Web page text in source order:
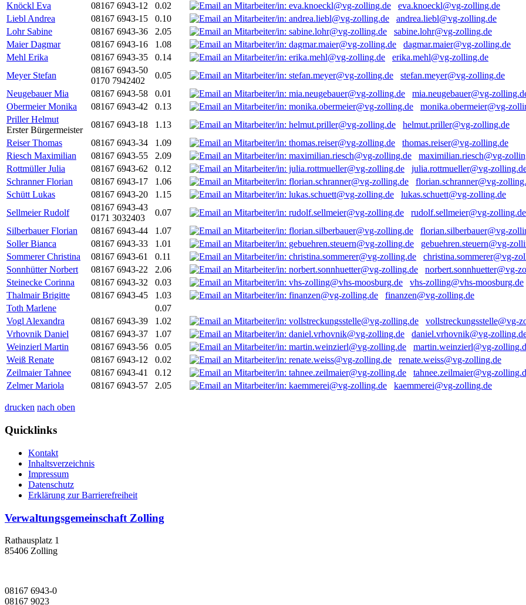
Knöckl Eva
08167 6943-12 0.02
eva.knoeckl@vg-zolling.de
Liebl Andrea
08167 6943-15 0.10
andrea.liebl@vg-zolling.de
Lohr Sabine
08167 6943-36 2.05
sabine.lohr@vg-zolling.de
Maier Dagmar
08167 6943-16 1.08
dagmar.maier@vg-zolling.de
Mehl Erika
08167 6943-35 0.14
erika.mehl@vg-zolling.de
Meyer Stefan
08167 6943-50
0170 7942402
0.05
stefan.meyer@vg-zolling.de
Neugebauer Mia
08167 6943-58 0.01
mia.neugebauer@vg-
Obermeier Monika
08167 6943-42 0.13
monika.obermeier@vg-
Priller Helmut
Erster Bürgermeister
08167 6943-18 1.13
helmut.priller@vg-zolling.de
Reiser Thomas
08167 6943-34 1.09
thomas.reiser@vg-zolling.de
Riesch Maximilian
08167 6943-55 2.09
maximilian.riesch@vg-
Rottmüller Julia
08167 6943-62 0.12
julia.rottmueller@vg-
Schranner Florian
08167 6943-17 1.06
florian.schranner@vg-
Schütt Lukas
08167 6943-20 1.15
lukas.schuett@vg-zolling.de
Sellmeier Rudolf
08167 6943-43
0171 3032403
0.07
rudolf.sellmeier@vg-zolling.de
Silberbauer Florian
08167 6943-44 1.07
florian.silberbauer@vg-
Soller Bianca
08167 6943-33 1.01
gebuehren.steuern@vg-
Sommerer Christina
08167 6943-61 0.11
christina.sommerer@vg-
Sonnhütter Norbert
08167 6943-22 2.06
norbert.sonnhuetter@vg-
Steinecke Corinna
08167 6943-32 0.03
vhs-zolling@vhs-moosburg.de
Thalmair Brigitte
08167 6943-45 1.03
finanzen@vg-zolling.de
Toth Marlene
0.07
Vogl Alexandra
08167 6943-39 1.02
vollstreckungsstelle@vg-
Vrhovnik Daniel
08167 6943-37 1.07
daniel.vrhovnik@vg-
Weinzierl Martin
08167 6943-56 0.05
martin.weinzierl@vg-
Weiß Renate
08167 6943-12 0.02
renate.weiss@vg-zolling.de
Zeilmaier Tahnee
08167 6943-41 0.12
tahnee.zeilmaier@vg-
Zelmer Mariola
08167 6943-57 2.05 kaemmerei@vg-zolling.de
drucken nach oben
Quicklinks
Kontakt
Inhaltsverzeichnis
Impressum
Datenschutz
Erklärung zur Barrierefreiheit
Verwaltungsgemeinschaft Zolling
Rathausplatz 1
85406 Zolling
08167 6943-0
08167 9023